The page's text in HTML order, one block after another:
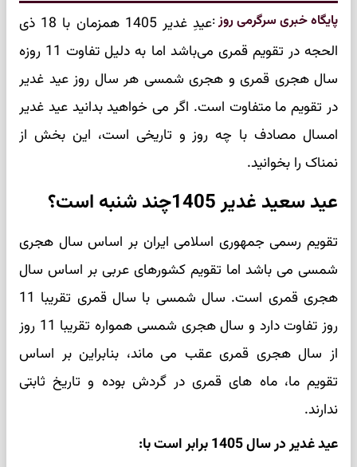
پایگاه خبری سرگرمی روز:
عیدِ غدیر 1405 همزمان با 18 ذی
الحجه در تقویم قمری می‌باشد اما به دلیل تفاوت 11 روزه
سال هجری قمری و هجری شمسی هر سال روز عید غدیر
در تقویم ما متفاوت است. اگر می خواهید بدانید عید غدیر
امسال مصادف با چه روز و تاریخی است، این بخش از
نمناک را بخوانید.
عید سعید غدیر 1405چند شنبه است؟
تقویم رسمی جمهوری اسلامی ایران بر اساس سال هجری
شمسی می باشد اما تقویم کشورهای عربی بر اساس سال
هجری قمری است. سال شمسی با سال قمری تقریبا 11
روز تفاوت دارد و سال هجری شمسی همواره تقریبا 11 روز
از سال هجری قمری عقب می ماند، بنابراین بر اساس
تقویم ما، ماه های قمری در گردش بوده و تاریخ ثابتی
ندارند.
عید غدیر در سال 1405 برابر است با: